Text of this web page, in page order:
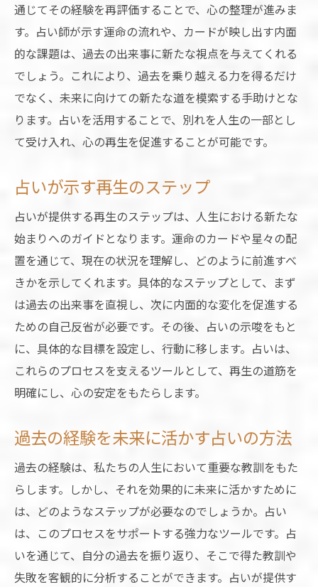
通じてその経験を再評価することで、心の整理が進みま
す。占い師が示す運命の流れや、カードが映し出す内面
的な課題は、過去の出来事に新たな視点を与えてくれる
でしょう。これにより、過去を乗り越える力を得るだけ
でなく、未来に向けての新たな道を模索する手助けとな
ります。占いを活用することで、別れを人生の一部とし
て受け入れ、心の再生を促進することが可能です。
占いが示す再生のステップ
占いが提供する再生のステップは、人生における新たな
始まりへのガイドとなります。運命のカードや星々の配
置を通じて、現在の状況を理解し、どのように前進すべ
きかを示してくれます。具体的なステップとして、まず
は過去の出来事を直視し、次に内面的な変化を促進する
ための自己反省が必要です。その後、占いの示唆をもと
に、具体的な目標を設定し、行動に移します。占いは、
これらのプロセスを支えるツールとして、再生の道筋を
明確にし、心の安定をもたらします。
過去の経験を未来に活かす占いの方法
過去の経験は、私たちの人生において重要な教訓をもた
らします。しかし、それを効果的に未来に活かすために
は、どのようなステップが必要なのでしょうか。占い
は、このプロセスをサポートする強力なツールです。占
いを通じて、自分の過去を振り返り、そこで得た教訓や
失敗を客観的に分析することができます。占いが提供す